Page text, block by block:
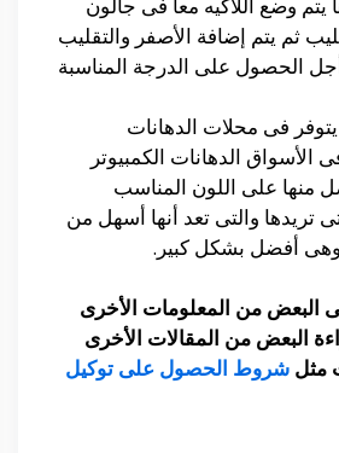
ثم يتم إضافة الأصفر والتقليب
الحصول على الدرجة المناسبة
فى محلات الدهانات
الأسواق الدهانات الكمبيوتر
منها على اللون المناسب
تريدها والتى تعد أنها أسهل من
وهى أفضل بشكل كبير.
من المعلومات الأخرى
البعض من المقالات الأخرى
مثل شروط الحصول على توكيل